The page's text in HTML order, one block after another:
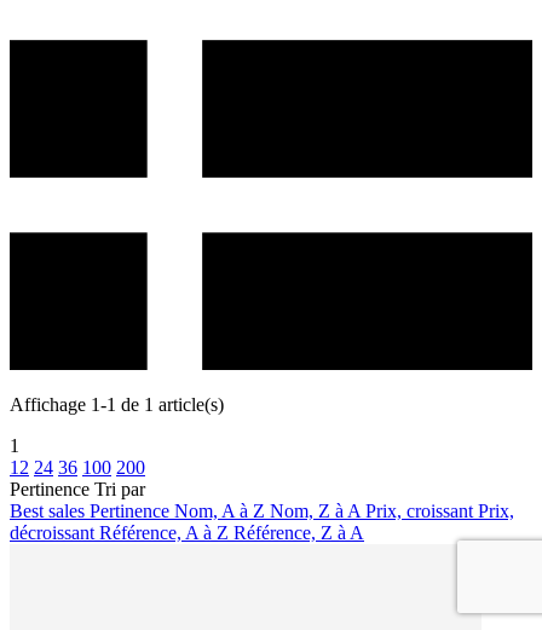
Affichage 1-1 de 1 article(s)
1
12 24 36 100 200
Pertinence Tri par
Best sales Pertinence Nom, A à Z Nom, Z à A Prix, croissant Prix,
décroissant Référence, A à Z Référence, Z à A